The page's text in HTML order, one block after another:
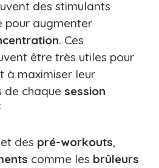
des stimulants
pour augmenter
. Ces
être très utiles pour
à maximiser leur
de chaque session
et des pré-workouts,
comme les brûleurs